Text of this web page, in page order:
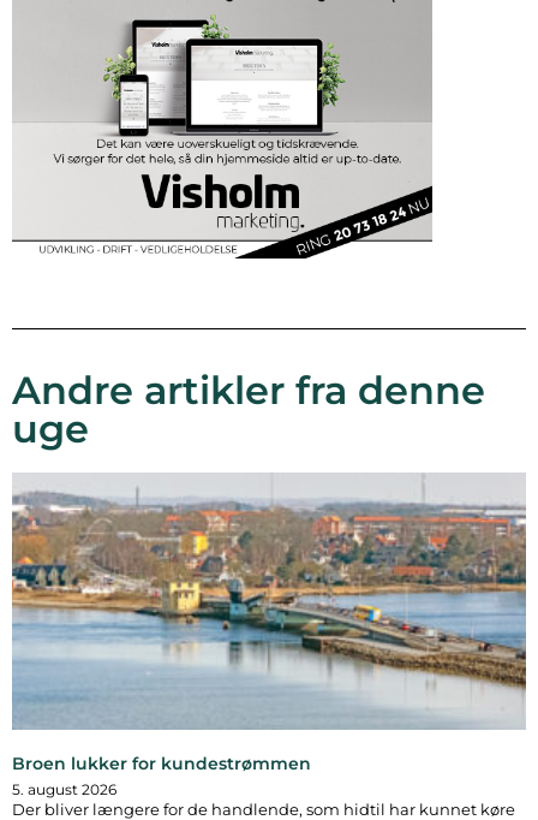
Andre artikler fra denne
uge
Broen lukker for kundestrømmen
5. august 2026
Der bliver længere for de handlende, som hidtil har kunnet køre